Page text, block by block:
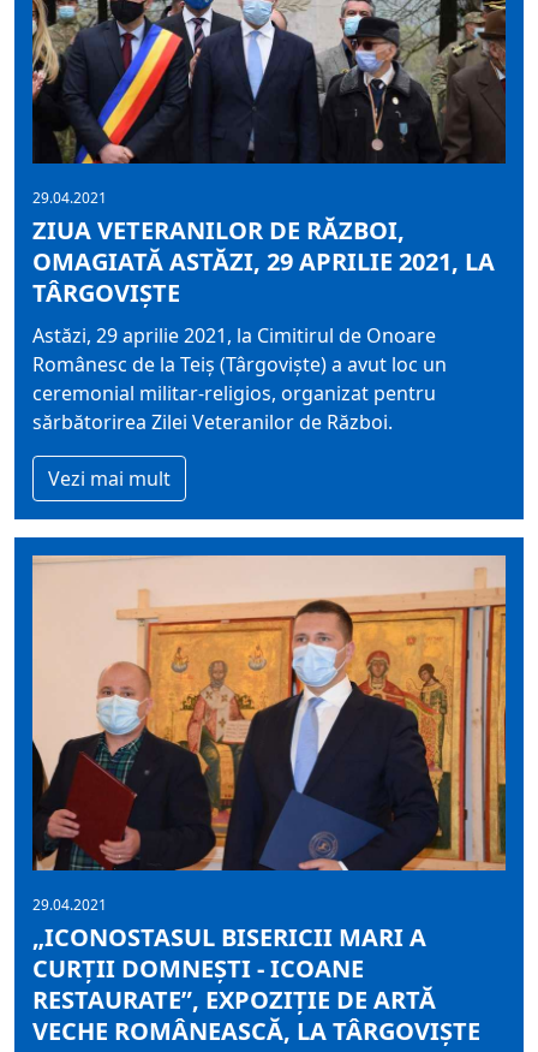
29.04.2021
ZIUA VETERANILOR DE RĂZBOI,
OMAGIATĂ ASTĂZI, 29 APRILIE 2021, LA
TÂRGOVIȘTE
Astăzi, 29 aprilie 2021, la Cimitirul de Onoare
Românesc de la Teiș (Târgoviște) a avut loc un
ceremonial militar-religios, organizat pentru
sărbătorirea Zilei Veteranilor de Război.
Vezi mai mult
29.04.2021
„ICONOSTASUL BISERICII MARI A
CURȚII DOMNEȘTI - ICOANE
RESTAURATE”, EXPOZIȚIE DE ARTĂ
VECHE ROMÂNEASCĂ, LA TÂRGOVIȘTE